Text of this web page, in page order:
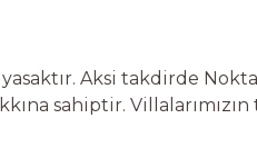
Aksi takdirde
sahiptir. Villalarımızın